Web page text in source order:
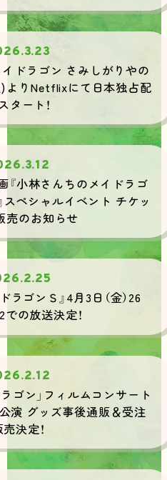
ドラゴン さみしがりやの
)よりNetflixにて日本独占配
タート！
『小林さんちのメイドラゴ
スペシャルイベント チケッ
売のお知らせ
ラゴンＳ』4月3日（金）26
での放送決定！
ゴン」フィルムコンサート
演 グッズ事後通販＆受注
売決定！